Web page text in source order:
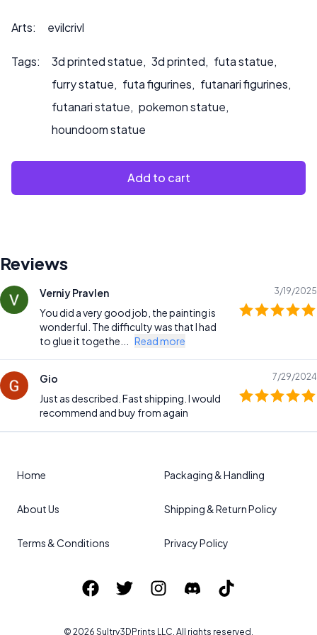
Arts: evilcrivl
Tags: 3d printed statue, 3d printed, futa statue,
furry statue, futa figurines, futanari figurines,
futanari statue, pokemon statue,
houndoom statue
Add to cart
Reviews
Verniy Pravlen
You did a very good job, the painting is
wonderful. The difficulty was that I had
to glue it togethe...
Read more
3/19/2025
Gio
Just as described. Fast shipping. I would
recommend and buy from again
7/29/2024
Home
About Us
Terms & Conditions
Packaging & Handling
Shipping & Return Policy
Privacy Policy
© 2026 Sultry3DPrints LLC. All rights reserved.